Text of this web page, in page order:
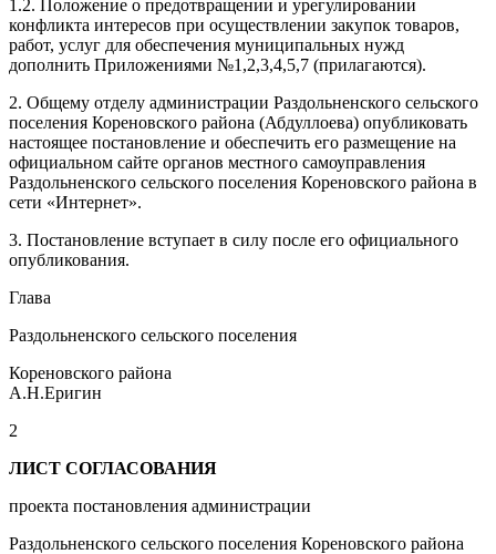
1.2. Положение о предотвращении и урегулировании
конфликта интересов при осуществлении закупок товаров,
работ, услуг для обеспечения муниципальных нужд
дополнить Приложениями №1,2,3,4,5,7 (прилагаются).
2. Общему отделу администрации Раздольненского сельского
поселения Кореновского района (Абдуллоева) опубликовать
настоящее постановление и обеспечить его размещение на
официальном сайте органов местного самоуправления
Раздольненского сельского поселения Кореновского района в
сети «Интернет».
3. Постановление вступает в силу после его официального
опубликования.
Глава
Раздольненского сельского поселения
Кореновского района
А.Н.Еригин
2
ЛИСТ СОГЛАСОВАНИЯ
проекта постановления администрации
Раздольненского сельского поселения Кореновского района